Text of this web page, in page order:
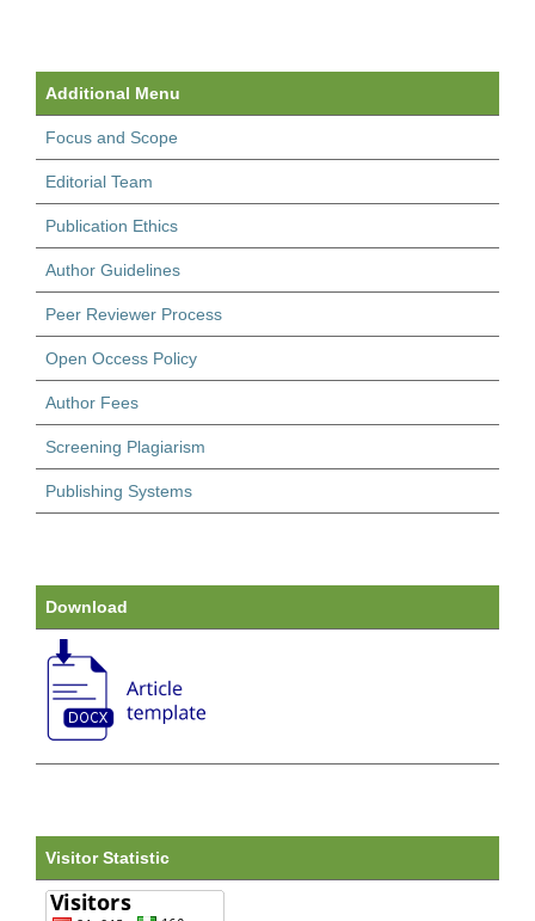
Additional Menu
Focus and Scope
Editorial Team
Publication Ethics
Author Guidelines
Peer Reviewer Process
Open Occess Policy
Author Fees
Screening Plagiarism
Publishing Systems
Download
Visitor Statistic